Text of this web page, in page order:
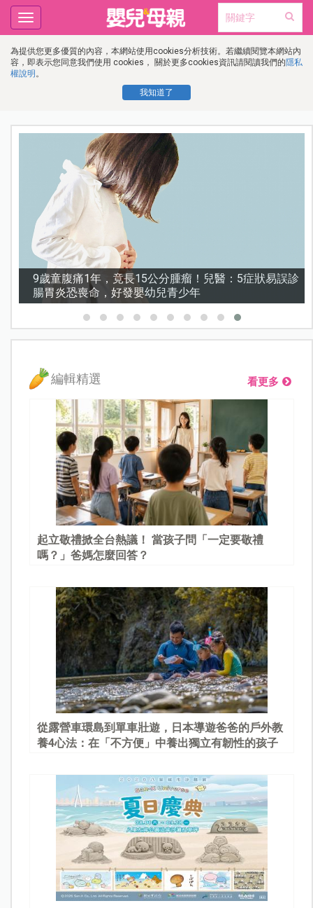
為提供您更多優質的內容，本網站使用cookies分析技術。若繼續閱覽本網站內
容，即表示您同意我們使用 cookies， 關於更多cookies資訊請閱讀我們的隱私
權說明 。
我知道了
Toggle
navigation
9歲童腹痛1年，竟長15公分腫瘤！兒醫：5症狀易誤診
腸胃炎恐喪命，好發嬰幼兒青少年
編輯精選 看更多
起立敬禮掀全台熱議！ 當孩子問「一定要敬禮
嗎？」爸媽怎麼回答？
從露營車環島到單車壯遊，日本導遊爸爸的戶外教
養4心法：在「不方便」中養出獨立有韌性的孩子